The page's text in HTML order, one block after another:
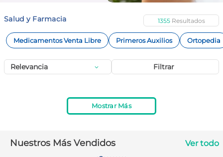
Salud y Farmacia 1355
Medicamentos Venta Libre Primeros Auxilios Ortopedia
Filtrar
Relevancia
Mostrar Más
Nuestros Más Vendidos Ver todo
7 .
ibuprofeno
8.
vitamina c